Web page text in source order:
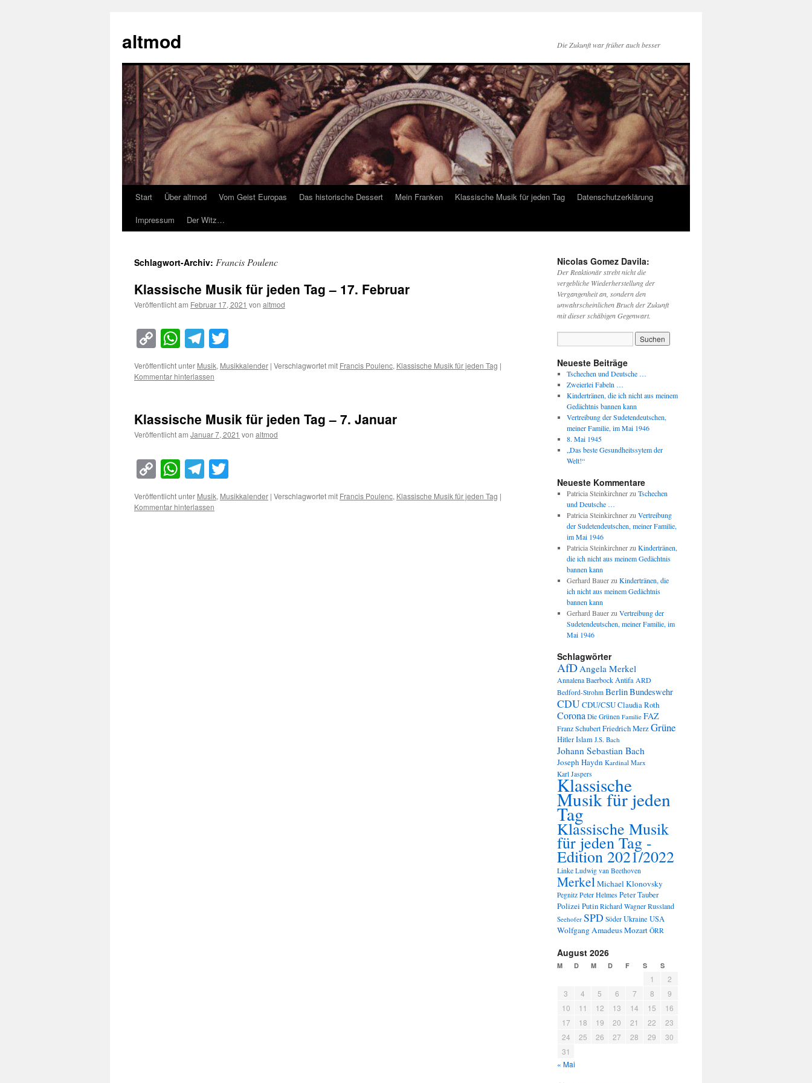
springen
altmod Die Zukunft war früher auch besser
Start Über altmod Vom Geist Europas Das historische Dessert Mein Franken Klassische Musik für jeden Tag
Datenschutzerklärung
Impressum
Der Witz…
Schlagwort-Archiv: Francis Poulenc
Klassische Musik für jeden Tag – 17. Februar
Veröffentlicht am Februar 17, 2021 von altmod
Copy
Link
WhatsApp
Telegram
Veröffentlicht unter Musik, Musikkalender | Verschlagwortet mit Francis Poulenc, Klassische Musik für jeden Tag |
Kommentar hinterlassen
Klassische Musik für jeden Tag – 7. Januar
Veröffentlicht am Januar 7, 2021 von altmod
Copy
Link
WhatsApp
Telegram
Veröffentlicht unter Musik, Musikkalender | Verschlagwortet mit Francis Poulenc, Klassische Musik für jeden Tag |
Kommentar hinterlassen
Nicolas Gomez Davila:
Der Reaktionär strebt nicht die
vergebliche Wiederherstellung der
Vergangenheit an, sondern den
unwahrscheinlichen Bruch der Zukunft
mit dieser schäbigen Gegenwart.
Neueste Beiträge
Tschechen und Deutsche …
Zweierlei Fabeln …
Kindertränen, die ich nicht aus meinem
Gedächtnis bannen kann
Vertreibung der Sudetendeutschen,
meiner Familie, im Mai 1946
8. Mai 1945
„Das beste Gesundheitssytem der
Welt!“
Neueste Kommentare
Patricia Steinkirchnerzu Tschechen
und Deutsche …
Patricia Steinkirchnerzu Vertreibung
der Sudetendeutschen, meiner Familie,
im Mai 1946
Patricia Steinkirchnerzu Kindertränen,
die ich nicht aus meinem Gedächtnis
bannen kann
Gerhard Bauerzu Kindertränen, die
ich nicht aus meinem Gedächtnis
bannen kann
Gerhard Bauerzu Vertreibung der
Sudetendeutschen, meiner Familie, im
Mai 1946
Schlagwörter
AfDAngela Merkel
Annalena BaerbockAntifa ARD
Bedford-Strohm BerlinBundeswehr
CDUCDU/CSUClaudia Roth
Corona Die Grünen Familie FAZ
Franz SchubertFriedrich MerzGrüne
HitlerIslam J.S. Bach
Johann Sebastian Bach
Joseph Haydn Kardinal Marx
Karl Jaspers
Klassische
Musik für jeden
Tag
Klassische Musik
für jeden Tag -
Edition 2021/2022
Linke Ludwig van Beethoven
MerkelMichael Klonovsky
Pegnitz Peter HelmesPeter Tauber
PolizeiPutin Richard Wagner Russland
Seehofer SPD Söder Ukraine USA
Wolfgang Amadeus Mozart ÖRR
August 2026
M D M D F S S
1
2
3
4 5 6 7 8
9
10
11 12 13 14 15
16
17
18 19 20 21 22
23
24
25 26 27 28 29
30
31
« Mai